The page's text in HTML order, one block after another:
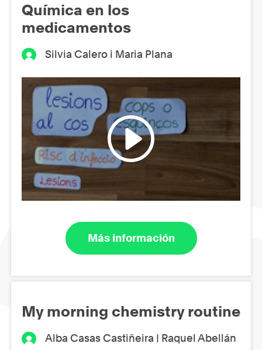
Química en los
medicamentos
Silvia Calero i Maria Plana
Más información
My morning chemistry routine
Alba Casas Castiñeira | Raquel Abellán